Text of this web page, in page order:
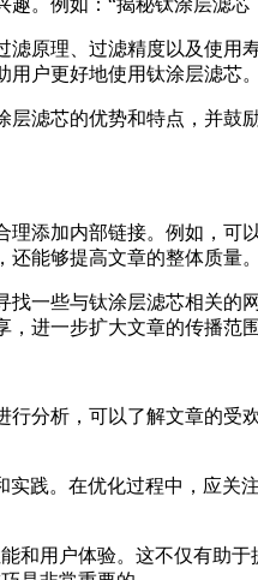
原理、过滤精度以及使
户更好地使用钛涂层滤芯。
滤芯的优势和特点，并
添加内部链接。例如，
能够提高文章的整体质量。
一些与钛涂层滤芯相关
进一步扩大文章的传播范围
分析，可以了解文章的
践。在优化过程中，应
和用户体验。这不仅有助